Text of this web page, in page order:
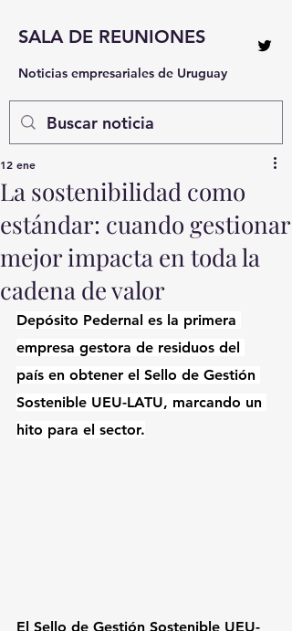
SALA DE REUNIONES
Noticias empresariales de Uruguay
La sostenibilidad como
estándar: cuando gestionar
mejor impacta en toda la
cadena de valor
12 ene
Depósito Pedernal es la primera
empresa gestora de residuos del
país en obtener el Sello de Gestión
Sostenible UEU-LATU, marcando un
hito para el sector.
El Sello de Gestión Sostenible UEU-